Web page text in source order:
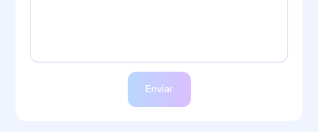
Enviar